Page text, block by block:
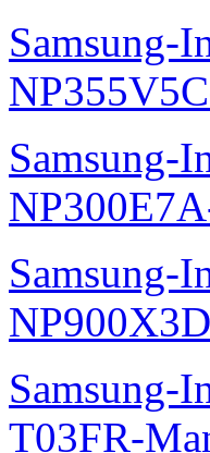
Samsung-
Samsung-
Samsung-
Samsung-
T03FR-